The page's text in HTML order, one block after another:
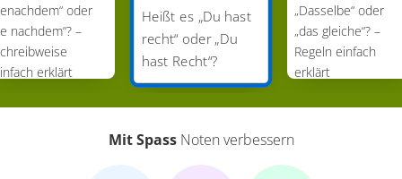
oder
nachdem“? –
erklärt
Heißt es „Du hast
recht“ oder „Du
hast Recht“?
„Dasselbe“ oder
„das gleiche“? –
Regeln einfach
erklärt
Mit SpassNoten verbessern